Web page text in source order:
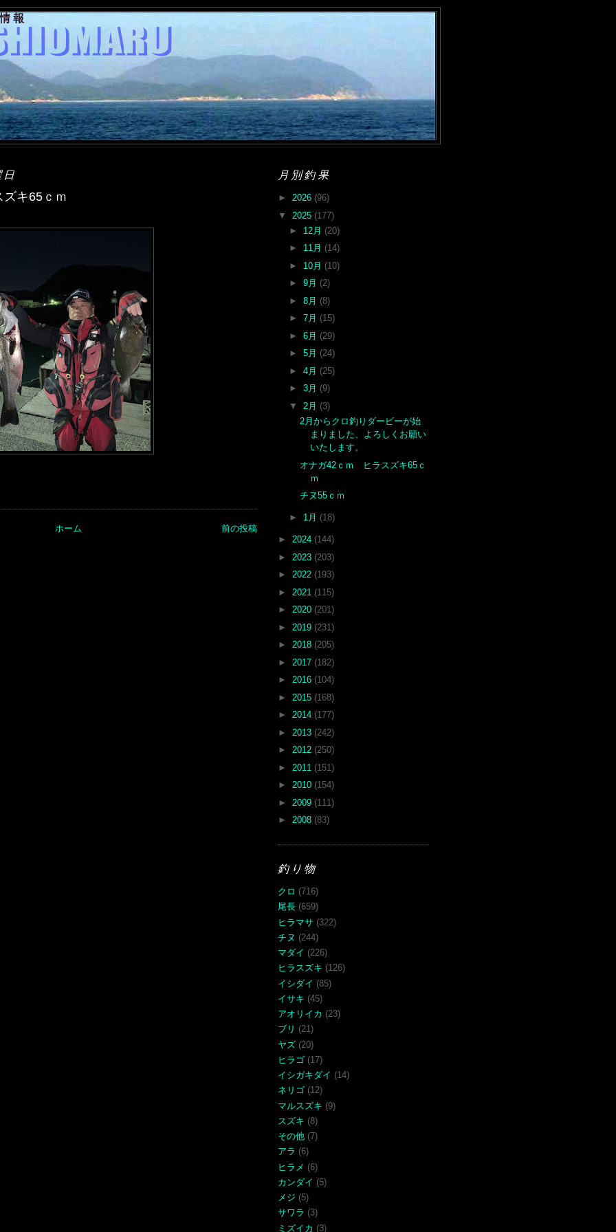
報
キ65ｃｍ
前の投稿
ホーム
月別釣果
► 2026 (96)
▼ 2025 (177)
► 12月 (20)
► 11月 (14)
► 10月 (10)
► 9月 (2)
► 8月 (8)
► 7月 (15)
► 6月 (29)
► 5月 (24)
► 4月 (25)
► 3月 (9)
▼ 2月 (3)
2月からクロ釣りダービーが始
まりました、よろしくお願い
いたします。
オナガ42ｃｍ ヒラスズキ65ｃ
ｍ
チヌ55ｃｍ
► 1月 (18)
► 2024 (144)
► 2023 (203)
► 2022 (193)
► 2021 (115)
► 2020 (201)
► 2019 (231)
► 2018 (205)
► 2017 (182)
► 2016 (104)
► 2015 (168)
► 2014 (177)
► 2013 (242)
► 2012 (250)
► 2011 (151)
► 2010 (154)
► 2009 (111)
► 2008 (83)
釣り物
クロ (716)
尾長 (659)
ヒラマサ (322)
チヌ (244)
マダイ (226)
ヒラスズキ (126)
イシダイ (85)
イサキ (45)
アオリイカ (23)
ブリ (21)
ヤズ (20)
ヒラゴ (17)
イシガキダイ (14)
ネリゴ (12)
マルスズキ (9)
スズキ (8)
その他 (7)
アラ (6)
ヒラメ (6)
カンダイ (5)
メジ (5)
サワラ (3)
ミズイカ (3)